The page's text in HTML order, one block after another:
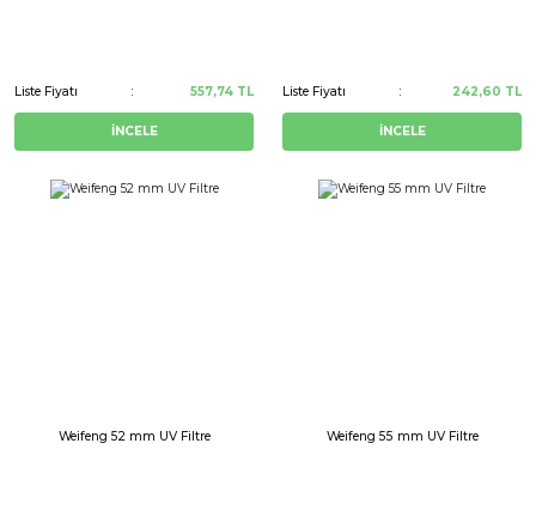
Liste Fiyatı 557,74 TL
İNCELE
Liste Fiyatı 242,60 TL
İNCELE
Weifeng 52 mm UV Filtre Weifeng 55 mm UV Filtre